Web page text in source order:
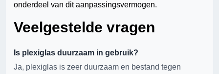
onderdeel van dit aanpassingsvermogen.
Veelgestelde vragen
Is plexiglas duurzaam in gebruik?
Ja, plexiglas is zeer duurzaam en bestand tegen